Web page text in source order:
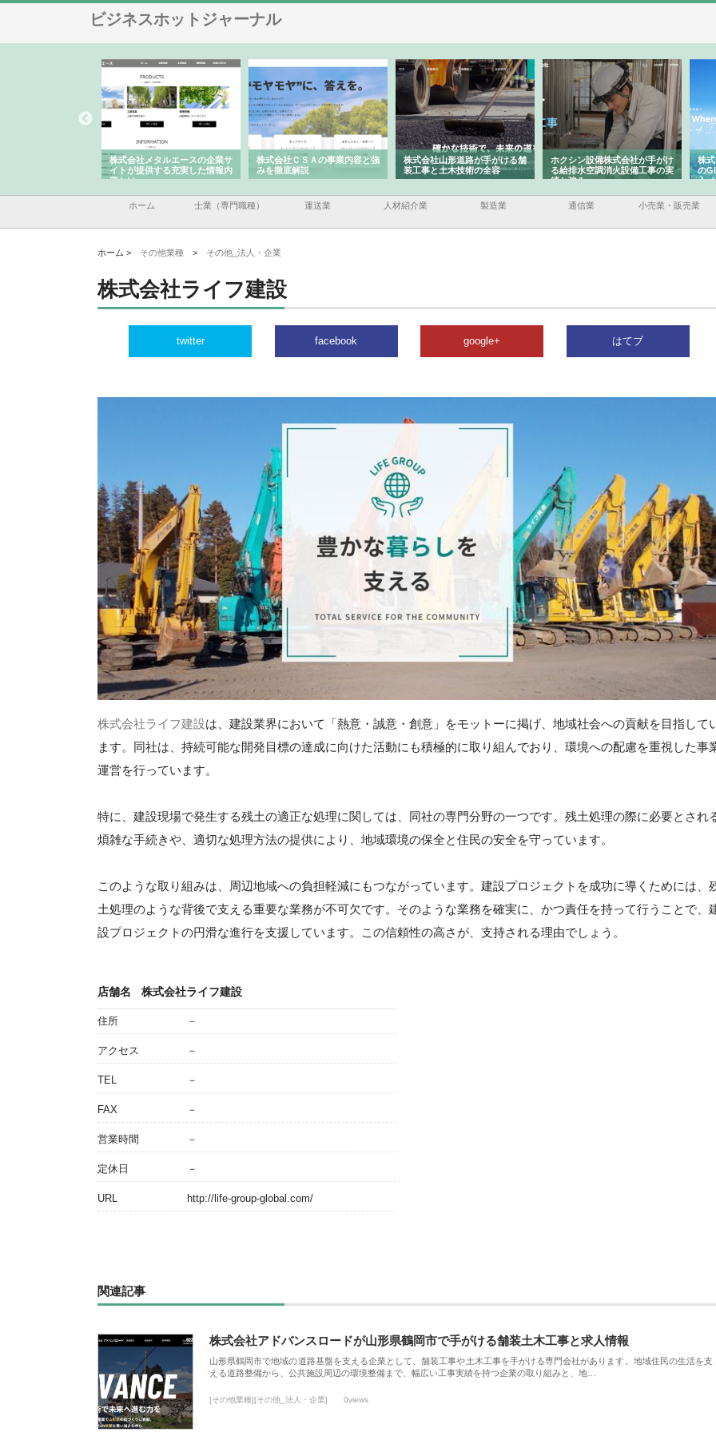
ビジネスホットジャーナル
株式会社メタルエースの企業サ
イトが提供する充実した情報内
容とは
株式会社ＣＳＡの事業内容と強
みを徹底解説
株式会社山形道路が手がける舗
装工事と土木技術の全容
ホクシン設備株式会社が手がけ
る給排水空調消火設備工事の実
績と強み
株式
の
入メ
ホーム 士業（専門職種） 運送業 人材紹介業 製造業 通信業 小売業・販売業
ホーム > その他業種 > その他_法人・企業
株式会社ライフ建設
twitter facebook google+ はてブ
株式会社ライフ建設は、建設業界において「熱意・誠意・創意」をモットーに掲げ、地域社会への貢献を目指して
ます。同社は、持続可能な開発目標の達成に向けた活動にも積極的に取り組んでおり、環境への配慮を重視した事
運営を行っています。
特に、建設現場で発生する残土の適正な処理に関しては、同社の専門分野の一つです。残土処理の際に必要とされ
煩雑な手続きや、適切な処理方法の提供により、地域環境の保全と住民の安全を守っています。
このような取り組みは、周辺地域への負担軽減にもつながっています。建設プロジェクトを成功に導くためには、
土処理のような背後で支える重要な業務が不可欠です。そのような業務を確実に、かつ責任を持って行うことで、
設プロジェクトの円滑な進行を支援しています。この信頼性の高さが、支持される理由でしょう。
店舗名 株式会社ライフ建設
住所 －
アクセス －
TEL －
FAX －
営業時間 －
定休日 －
URL http://life-group-global.com/
関連記事
株式会社アドバンスロードが山形県鶴岡市で手がける舗装土木工事と求人情報
山形県鶴岡市で地域の道路基盤を支える企業として、舗装工事や土木工事を手がける専門会社があります。地域住民の生活を支
える道路整備から、公共施設周辺の環境整備まで、幅広い工事実績を持つ企業の取り組みと、地…
[その他業種][その他_法人・企業] 0views